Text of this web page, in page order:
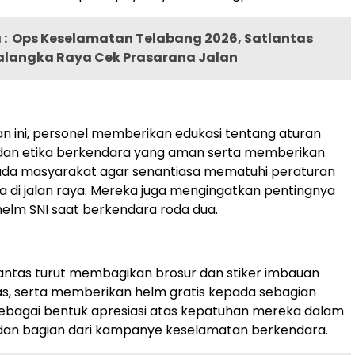
: Ops Keselamatan Telabang 2026, Satlantas
Raya Cek Prasarana Jalan
ini, personel memberikan edukasi tentang aturan
etika berkendara yang aman serta memberikan
masyarakat agar senantiasa mematuhi peraturan
di jalan raya. Mereka juga mengingatkan pentingnya
SNI saat berkendara roda dua.
turut membagikan brosur dan stiker imbauan
serta memberikan helm gratis kepada sebagian
bentuk apresiasi atas kepatuhan mereka dalam
bagian dari kampanye keselamatan berkendara.